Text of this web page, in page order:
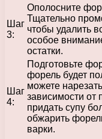
Шаг
3:
Ополосните
Тщательно
чтобы удалить
особое
остатки.
Шаг
4:
Подготовьте
форель будет
можете
зависимости от
придать супу
обжарить
варки.